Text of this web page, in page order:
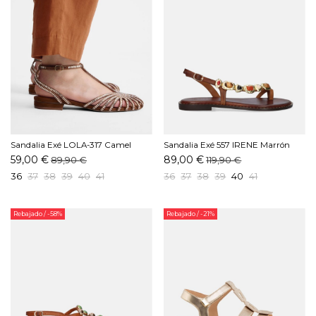
Sandalia Exé LOLA-317 Camel
59,00 €89,90 €
36 37 38 39 40 41
Sandalia Exé 557 IRENE Marrón
89,00 € 119,90 €
36 37 38 39 40 41
Rebajado/ -58% Rebajado/ -21%